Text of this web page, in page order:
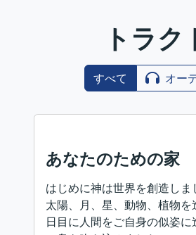
トラク
すべて オー
あなたのための家
はじめに神は世界を創造しま
太陽、月、星、動物、植物を
日目に人間をご自身の似姿に